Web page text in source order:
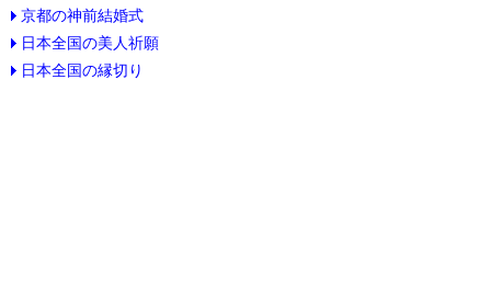
京都の神前結婚式
日本全国の美人祈願
日本全国の縁切り